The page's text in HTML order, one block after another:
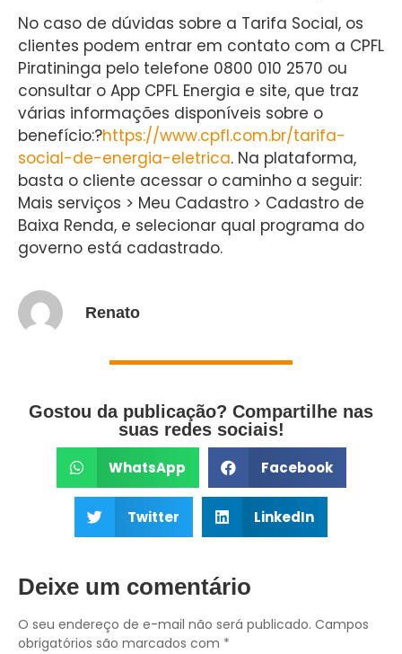
No caso de dúvidas sobre a Tarifa Social, os
clientes podem entrar em contato com a CPFL
Piratininga pelo telefone 0800 010 2570 ou
consultar o App CPFL Energia e site, que traz
várias informações disponíveis sobre o
benefício:?https://www.cpfl.com.br/tarifa-
social-de-energia-eletrica. Na plataforma,
basta o cliente acessar o caminho a seguir:
Mais serviços > Meu Cadastro > Cadastro de
Baixa Renda, e selecionar qual programa do
governo está cadastrado.
Renato
Gostou da publicação? Compartilhe nas
suas redes sociais!
WhatsApp Facebook
Twitter LinkedIn
Deixe um comentário
O seu endereço de e-mail não será publicado. Campos
obrigatórios são marcados com *